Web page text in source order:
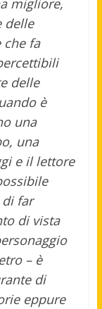
migliore,
delle
fa
delle
è
una
una
e il lettore
far
di vista
– è
di
eppure